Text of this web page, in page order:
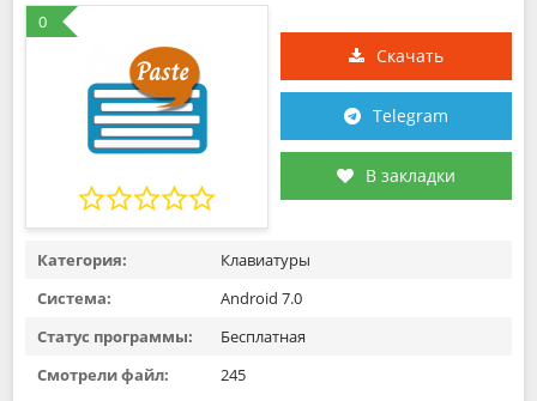
0
Скачать
Telegram
В закладки
Категория:
Клавиатуры
Система:
Android 7.0
Статус программы:
Бесплатная
Смотрели файл:
245